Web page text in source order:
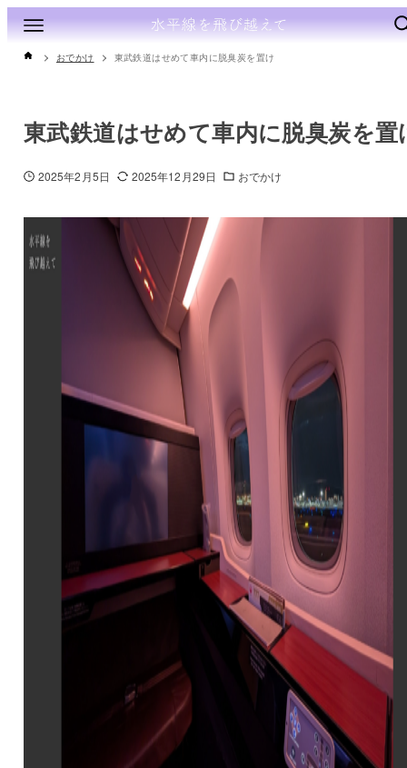
おでかけ 東武鉄道はせめて車内に脱臭炭を置け
東武鉄道はせめて車内に脱臭炭を置
2025年2月5日 2025年12月29日 おでかけ